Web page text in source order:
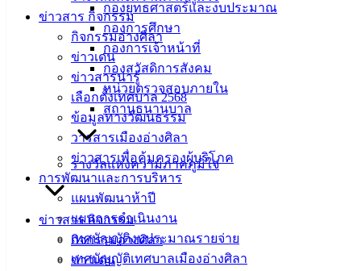
ข่าวสาร กิจกรรม
กิจกรรมอ่างศิลา
ข่าวเด่น
ข่าวสารน่ารู้
เลือกตั้งเทศบาล 2568
ข้อมูลทางวัฒนธรรม
วารสารเมืองอ่างศิลา
ข่าวสารเพื่อคุ้มครองผู้บริโภค
การพัฒนาและการบริหาร
แผนพัฒนาห้าปี
แผนการดำเนินงาน
เทศบัญญัติงบประมาณรายจ่าย
เทศบัญญัติเทศบาลเมืองอ่างศิลา
กองยุทธศาสตร์และงบประมาณ
กองการศึกษา
กองการเจ้าหน้าที่
กองสวัสดิการสังคม
หน่วยตรวจสอบภายใน
สถานธนานุบาล
รางวัลแห่งความภาคภูมิใจ
ข่าวสาร กิจกรรม
กิจกรรมอ่างศิลา
ข่าวเด่น
บริการ
ประชาชน
ดาวน์โหลด
ฟอร์ม,
เอกสาร
คู่มือ
สำหรับ
ประชาชน/
คู่มือการ